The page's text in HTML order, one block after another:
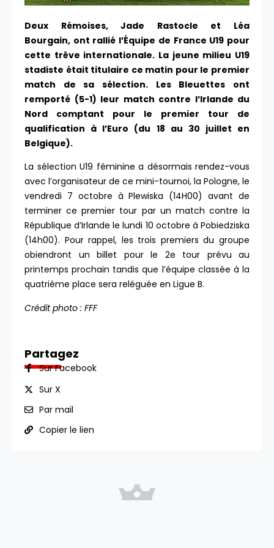
Deux Rémoises, Jade Rastocle et Léa
Bourgain, ont rallié l’Équipe de France U19 pour
cette trêve internationale. La jeune milieu U19
stadiste était titulaire ce matin pour le premier
match de sa sélection. Les Bleuettes ont
remporté (5-1) leur match contre l’Irlande du
Nord comptant pour le premier tour de
qualification à l’Euro (du 18 au 30 juillet en
Belgique).
La sélection U19 féminine a désormais rendez-vous
avec l’organisateur de ce mini-tournoi, la Pologne, le
vendredi 7 octobre à Plewiska (14H00) avant de
terminer ce premier tour par un match contre la
République d’Irlande le lundi 10 octobre à Pobiedziska
(14h00). Pour rappel, les trois premiers du groupe
obiendront un billet pour le 2e tour prévu au
printemps prochain tandis que l’équipe classée à la
quatrième place sera reléguée en Ligue B.
Crédit photo : FFF
Partagez
Sur Facebook
Sur X
Par mail
Copier le lien